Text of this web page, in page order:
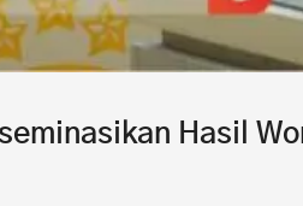
Hasil